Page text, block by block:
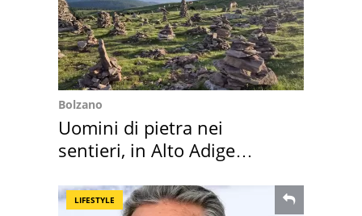
Bolzano
Uomini di pietra nei
sentieri, in Alto Adige
LIFESTYLE